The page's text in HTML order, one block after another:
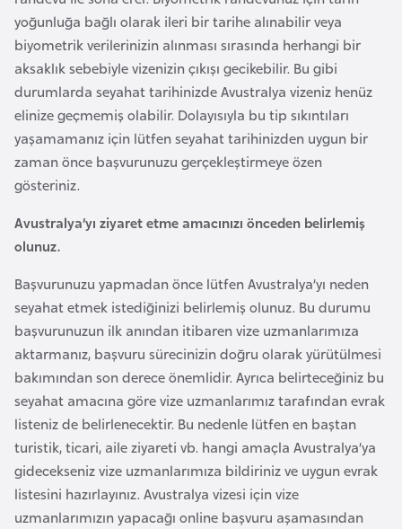
yoğunluğa bağlı olarak ileri bir tarihe alınabilir veya
biyometrik verilerinizin alınması sırasında herhangi bir
aksaklık sebebiyle vizenizin çıkışı gecikebilir. Bu gibi
durumlarda seyahat tarihinizde Avustralya vizeniz henüz
elinize geçmemiş olabilir. Dolayısıyla bu tip sıkıntıları
yaşamamanız için lütfen seyahat tarihinizden uygun bir
zaman önce başvurunuzu gerçekleştirmeye özen
gösteriniz.
Avustralya’yı ziyaret etme amacınızı önceden belirlemiş
olunuz.
Başvurunuzu yapmadan önce lütfen Avustralya’yı neden
seyahat etmek istediğinizi belirlemiş olunuz. Bu durumu
başvurunuzun ilk anından itibaren vize uzmanlarımıza
aktarmanız, başvuru sürecinizin doğru olarak yürütülmesi
bakımından son derece önemlidir. Ayrıca belirteceğiniz bu
seyahat amacına göre vize uzmanlarımız tarafından evrak
listeniz de belirlenecektir. Bu nedenle lütfen en baştan
turistik, ticari, aile ziyareti vb. hangi amaçla Avustralya’ya
gidecekseniz vize uzmanlarımıza bildiriniz ve uygun evrak
listesini hazırlayınız. Avustralya vizesi için vize
uzmanlarımızın yapacağı online başvuru aşamasından
r
i
y
e
t
i
C
y
i
r
C
i
b
u
t
i